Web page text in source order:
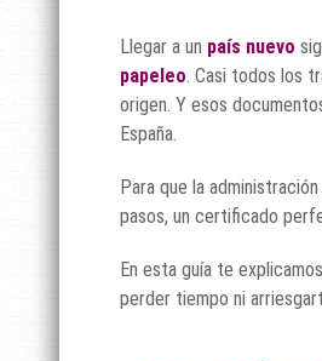
Llegar a un país nuevo
papeleo. Casi todos los
origen. Y esos
España.
Para que la
pasos, un certificado
En esta guía te
perder tiempo ni